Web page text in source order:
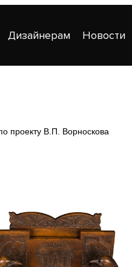
Дизайнерам Новости
проекту В.П. Ворноскова